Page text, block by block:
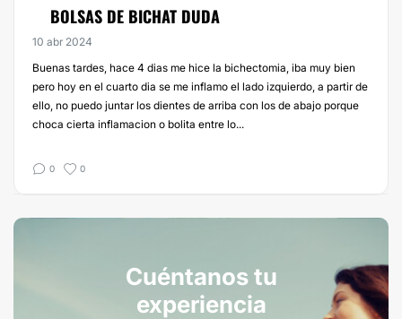
BOLSAS DE BICHAT DUDA
10 abr 2024
Buenas tardes, hace 4 dias me hice la bichectomia, iba muy bien
pero hoy en el cuarto dia se me inflamo el lado izquierdo, a partir de
ello, no puedo juntar los dientes de arriba con los de abajo porque
choca cierta inflamacion o bolita entre lo...
0 0
Cuéntanos tu
experiencia